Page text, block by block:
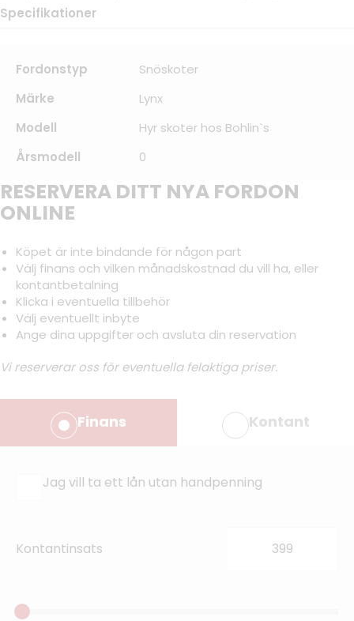
Specifikationer
Fordonstyp
Snöskoter
Märke
Lynx
Modell
Hyr skoter hos Bohlin`s
Årsmodell
0
RESERVERA DITT NYA FORDON
ONLINE
Köpet är inte bindande för någon part
Välj finans och vilken månadskostnad du vill ha, eller
kontantbetalning
Klicka i eventuella tillbehör
Välj eventuellt inbyte
Ange dina uppgifter och avsluta din reservation
Vi reserverar oss för eventuella felaktiga priser.
Finans Kontant
Jag vill ta ett lån utan handpenning
Kontantinsats